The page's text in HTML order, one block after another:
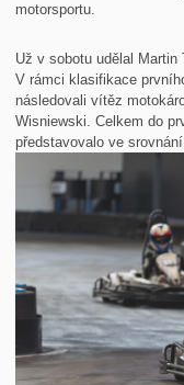
motorsportu.
Už v sobotu udělal
V rámci klasifikace
následovali vítěz
Wisniewski. Celkem do
představovalo ve